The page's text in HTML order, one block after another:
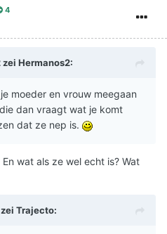
4
zei Hermanos2:
moeder en vrouw meegaan
dan vraagt wat je komt
dat ze nep is.
wat als ze wel echt is? Wat
Trajecto: